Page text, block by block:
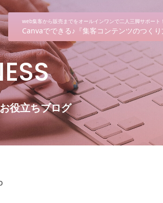
web集客から販売までをオールインワンで二人三脚サポート！
Canvaでできる♪『集客コンテンツのつく
お役立ちブログ